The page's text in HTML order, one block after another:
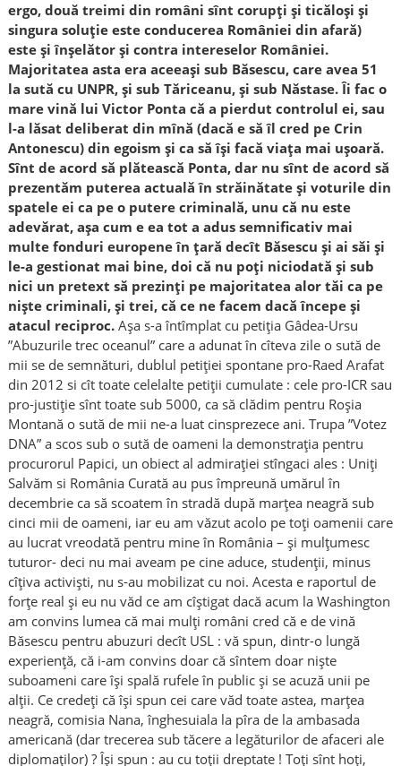
ergo, două treimi din români sînt corupți și ticăloși și
singura soluție este conducerea României din afară)
este și înșelător și contra intereselor României.
Majoritatea asta era aceeași sub Băsescu, care avea 51
la sută cu UNPR, și sub Tăriceanu, și sub Năstase. Îi fac o
mare vină lui Victor Ponta că a pierdut controlul ei, sau
l-a lăsat deliberat din mînă (dacă e să îl cred pe Crin
Antonescu) din egoism și ca să își facă viața mai ușoară.
Sînt de acord să plătească Ponta, dar nu sînt de acord să
prezentăm puterea actuală în străinătate și voturile din
spatele ei ca pe o putere criminală, unu că nu este
adevărat, așa cum e ea tot a adus semnificativ mai
multe fonduri europene în țară decît Băsescu și ai săi și
le-a gestionat mai bine, doi că nu poți niciodată și sub
nici un pretext să prezinți pe majoritatea alor tăi ca pe
niște criminali, și trei, că ce ne facem dacă începe și
atacul reciproc.Așa s-a întîmplat cu petiția Gâdea-Ursu
”Abuzurile trec oceanul” care a adunat în cîteva zile o sută de
mii se de semnături, dublul petiției spontane pro-Raed Arafat
din 2012 si cît toate celelalte petiții cumulate : cele pro-ICR sau
pro-justiție sînt toate sub 5000, ca să clădim pentru Roșia
Montană o sută de mii ne-a luat cinsprezece ani. Trupa ”Votez
DNA” a scos sub o sută de oameni la demonstrația pentru
procurorul Papici, un obiect al admirației stîngaci ales : Uniți
Salvăm si România Curată au pus împreună umărul în
decembrie ca să scoatem în stradă după marțea neagră sub
cinci mii de oameni, iar eu am văzut acolo pe toți oamenii care
au lucrat vreodată pentru mine în România – și mulțumesc
tuturor- deci nu mai aveam pe cine aduce, studenții, minus
cîțiva activiști, nu s-au mobilizat cu noi. Acesta e raportul de
forțe real și eu nu văd ce am cîștigat dacă acum la Washington
am convins lumea că mai mulți români cred că e de vină
Băsescu pentru abuzuri decît USL : vă spun, dintr-o lungă
experiență, că i-am convins doar că sîntem doar niște
suboameni care își spală rufele în public și se acuză unii pe
alții. Ce credeți că își spun cei care văd toate astea, marțea
neagră, comisia Nana, înghesuiala la pîra de la ambasada
americană (dar trecerea sub tăcere a legăturilor de afaceri ale
diplomaților) ? Își spun : au cu toții dreptate ! Toți sînt hoți,